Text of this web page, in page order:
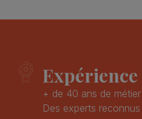
Expérience
+ de 40 ans de métier
Des experts reconnus